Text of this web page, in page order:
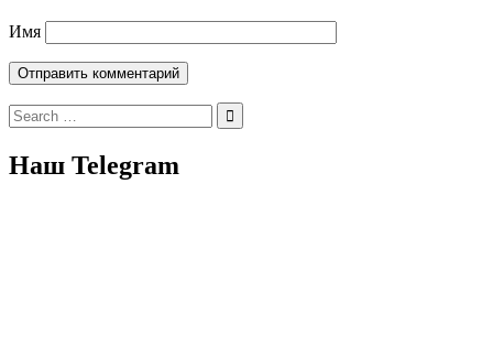
Имя
Search
for:
Наш Telegram